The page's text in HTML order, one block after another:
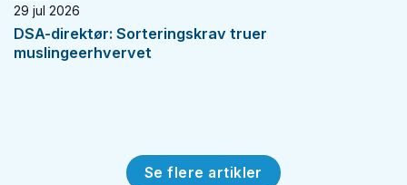
29 jul 2026
DSA-direktør: Sorteringskrav truer
muslingeerhvervet
Se flere artikler